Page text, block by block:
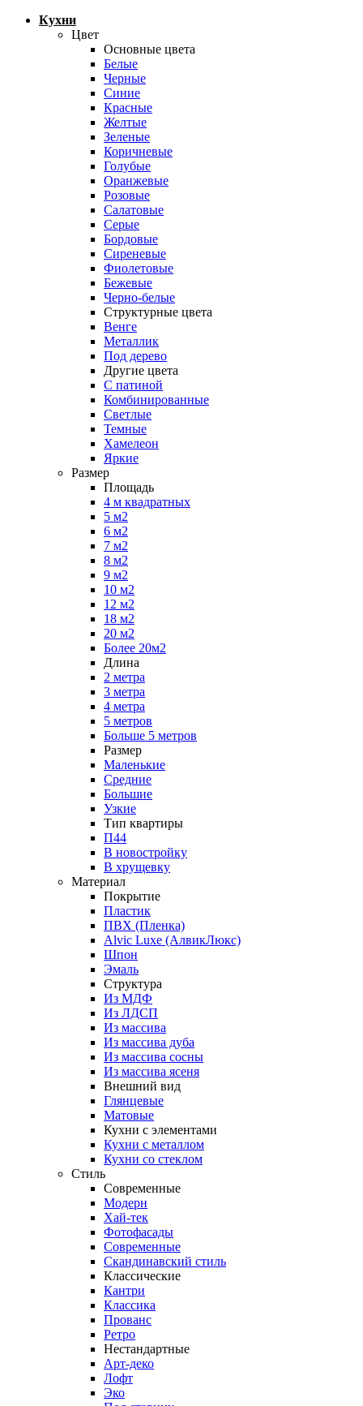
Кухни
Цвет
Основные цвета
Белые
Черные
Синие
Красные
Желтые
Зеленые
Коричневые
Голубые
Оранжевые
Розовые
Салатовые
Серые
Бордовые
Сиреневые
Фиолетовые
Бежевые
Черно-белые
Структурные цвета
Венге
Металлик
Под дерево
Другие цвета
С патиной
Комбинированные
Светлые
Темные
Хамелеон
Яркие
Размер
Площадь
4 м квадратных
5 м2
6 м2
7 м2
8 м2
9 м2
10 м2
12 м2
18 м2
20 м2
Более 20м2
Длина
2 метра
3 метра
4 метра
5 метров
Больше 5 метров
Размер
Маленькие
Средние
Большие
Узкие
Тип квартиры
П44
В новостройку
В хрущевку
Материал
Покрытие
Пластик
ПВХ (Пленка)
Alvic Luxe (АлвикЛюкс)
Шпон
Эмаль
Структура
Из МДФ
Из ЛДСП
Из массива
Из массива дуба
Из массива сосны
Из массива ясеня
Внешний вид
Глянцевые
Матовые
Кухни с элементами
Кухни с металлом
Кухни со стеклом
Стиль
Современные
Модерн
Хай-тек
Фотофасады
Современные
Скандинавский стиль
Классические
Кантри
Классика
Прованс
Ретро
Нестандартные
Арт-деко
Лофт
Эко